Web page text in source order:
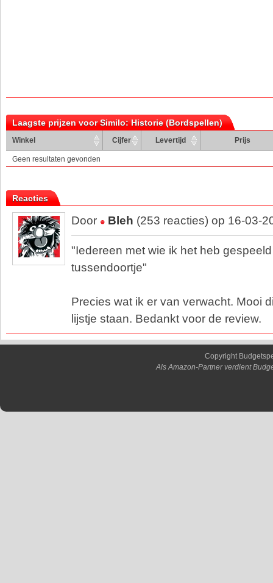
Laagste prijzen voor Similo: Historie (Bordspellen)
Winkel Cijfer Levertijd Prijs
Geen resultaten gevonden
Reacties
Door Bleh (253 reacties) op 16-03-
"Iedereen met wie ik het heb
tussendoortje"
Precies wat ik er van verwacht. Mooi
lijstje staan. Bedankt voor de review.
Copyright
Als Amazon-Partner verdient